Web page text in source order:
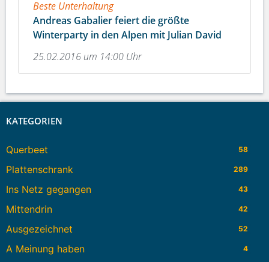
Beste Unterhaltung
Andreas Gabalier feiert die größte
Winterparty in den Alpen mit Julian David
25.02.2016 um 14:00 Uhr
KATEGORIEN
Querbeet 58
Plattenschrank 289
Ins Netz gegangen 43
Mittendrin 42
Ausgezeichnet 52
A Meinung haben 4